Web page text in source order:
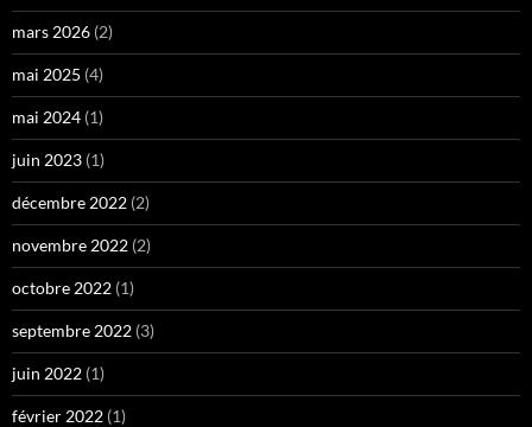
mars 2026 (2)
mai 2025 (4)
mai 2024 (1)
juin 2023 (1)
décembre 2022 (2)
novembre 2022 (2)
octobre 2022 (1)
septembre 2022 (3)
juin 2022 (1)
février 2022 (1)